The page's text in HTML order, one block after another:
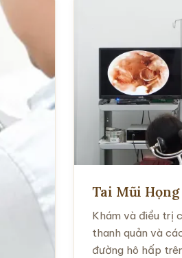
Hệ thống xét
huyết học hỗ trợ
khoa và khám
Xem chi tiết
Tai Mũi Họng
Khám và điều trị
thanh quản và
đường hô hấp